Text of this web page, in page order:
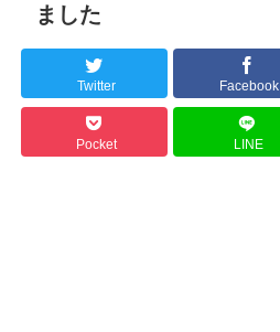
ました
Twitter Facebook
Pocket LINE